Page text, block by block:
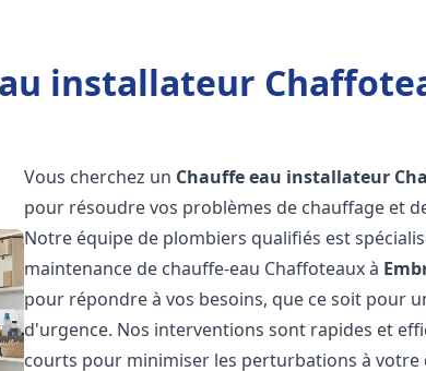
installateur
Vous cherchez un Chauffe eau installateur
pour résoudre vos problèmes de chauffage et
Notre équipe de plombiers qualifiés est
maintenance de chauffe-eau Chaffoteaux à
pour répondre à vos besoins, que ce soit pour
d'urgence. Nos interventions sont rapides et
courts pour minimiser les perturbations à